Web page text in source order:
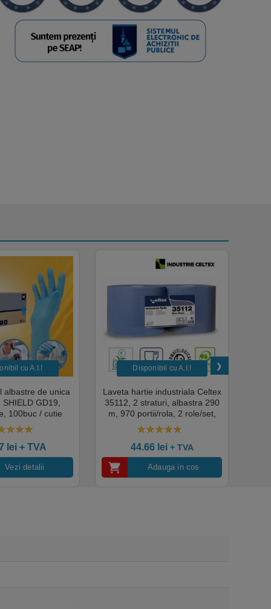
cu A.I.​!
albastre de unica
GD19,
100buc / cutie
HoReCa,
industrial,
premium
lei+ TVA
Vezi detalii
Disponibil cu A.I.​!
Laveta hartie industriala Celtex
35112, 2 straturi, albastra 290
m, 970 portii/rola, 2 role/set,
certificata pentru industria
alimentara, Ecolabel
44.66 lei + TVA
Adauga in cos